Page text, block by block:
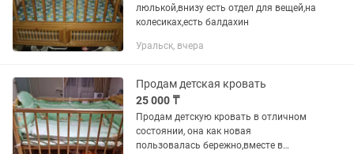
люлькой,внизу есть отдел для вещей,на
колесиках,есть балдахин
Уральск, вчера
Продам детская кровать
25 000 ₸
Продам детскую кровать в отличном
состоянии, она как новая
пользовалась бережно,вместе в